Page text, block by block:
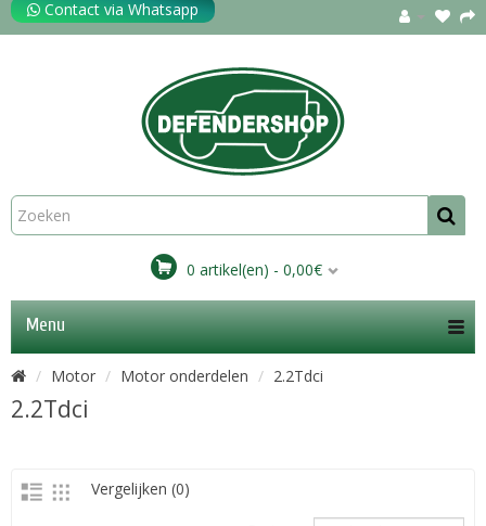
Contact via Whatsapp
0 artikel(en) - 0,00€
Menu
Motor Motor onderdelen 2.2Tdci
2.2Tdci
Vergelijken (0)